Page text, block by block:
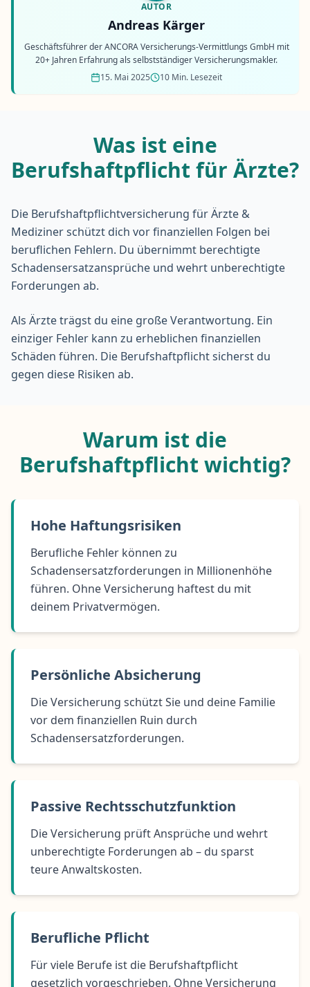
AUTOR
Andreas Kärger
Geschäftsführer der ANCORA Versicherungs-Vermittlungs GmbH mit
20+ Jahren Erfahrung als selbstständiger Versicherungsmakler.
15. Mai 2025
10 Min. Lesezeit
Was ist eine
Berufshaftpflicht für Ärzte?
Die Berufshaftpflichtversicherung für Ärzte &
Mediziner schützt dich vor finanziellen Folgen bei
beruflichen Fehlern. Du übernimmt berechtigte
Schadensersatzansprüche und wehrt unberechtigte
Forderungen ab.
Als Ärzte trägst du eine große Verantwortung. Ein
einziger Fehler kann zu erheblichen finanziellen
Schäden führen. Die Berufshaftpflicht sicherst du
gegen diese Risiken ab.
Warum ist die
Berufshaftpflicht wichtig?
Hohe Haftungsrisiken
Berufliche Fehler können zu
Schadensersatzforderungen in Millionenhöhe
führen. Ohne Versicherung haftest du mit
deinem Privatvermögen.
Persönliche Absicherung
Die Versicherung schützt Sie und deine Familie
vor dem finanziellen Ruin durch
Schadensersatzforderungen.
Passive Rechtsschutzfunktion
Die Versicherung prüft Ansprüche und wehrt
unberechtigte Forderungen ab – du sparst
teure Anwaltskosten.
Berufliche Pflicht
Für viele Berufe ist die Berufshaftpflicht
gesetzlich vorgeschrieben. Ohne Versicherung